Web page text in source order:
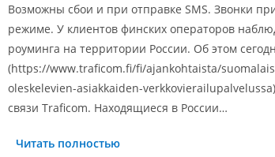
Возможны сбои и при отправке SMS. Звонки
режиме. У клиентов финских операторов
роуминга на территории России. Об этом
(https://www.traficom.fi/fi/ajankohtaista/
oleskelevien-asiakkaiden-
связи Traficom. Находящиеся в России…
Читать полностью